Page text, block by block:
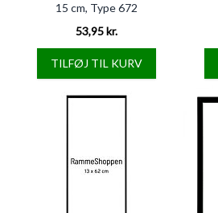
15 cm, Type 672
53,95 kr.
TILFØJ TIL KURV